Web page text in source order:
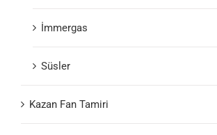
İmmergas
Süsler
Kazan Fan Tamiri